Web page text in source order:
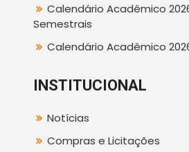
Calendário Acadêmico
Semestrais
Calendário Acadêmico
INSTITUCIONAL
Notícias
Compras e Licitações